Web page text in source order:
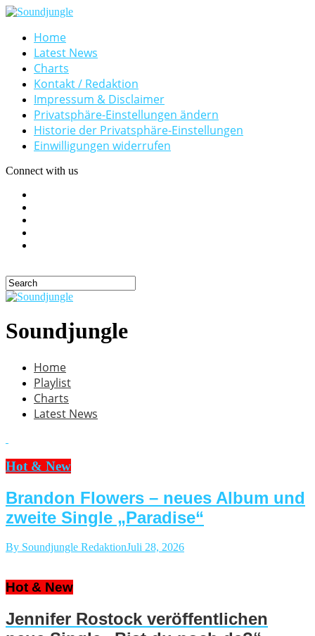
Home
Latest News
Charts
Kontakt / Redaktion
Impressum & Disclaimer
Privatsphäre-Einstellungen ändern
Historie der Privatsphäre-Einstellungen
Einwilligungen widerrufen
Connect with us
Soundjungle
Home
Playlist
Charts
Latest News
Hot & New
Brandon Flowers – neues Album und
zweite Single „Paradise“
By Soundjungle RedaktionJuli 28, 2026
Hot & New
Jennifer Rostock veröffentlichen